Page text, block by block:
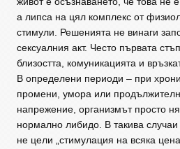
а липса на цял комплекс от
стимули. Решенията не винаги
сексуалния акт. Често първата
близостта, комуникацията и
В определени периоди – при
промени, умора или
напрежение, организмът просто
нормално либидо. В такива
не цели „стимулация на всяка